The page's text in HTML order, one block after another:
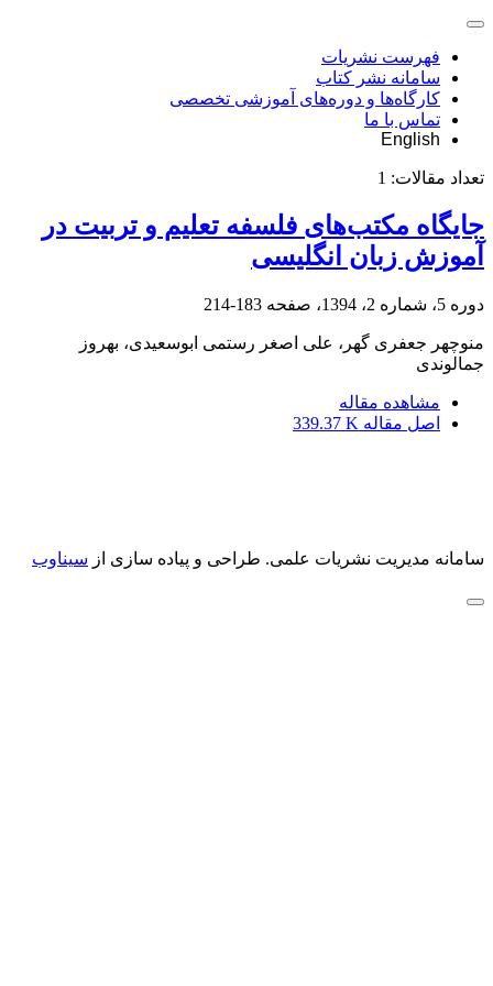
فهرست نشریات
سامانه نشر کتاب
کارگاه‌ها و دوره‌های آموزشی تخصصی
تماس با ما
English
تعداد مقالات: 1
جایگاه مکتب‌های فلسفه تعلیم و تربیت در
آموزش زبان انگلیسی
دوره 5، شماره 2، 1394، صفحه 183-214
منوچهر جعفری گهر، علی اصغر رستمی ابوسعیدی، بهروز
جمالوندی
مشاهده مقاله
اصل مقاله 339.37 K
سامانه مدیریت نشریات علمی. طراحی و پیاده سازی از سیناوب